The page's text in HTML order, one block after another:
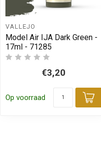
VALLEJO
Model Air IJA Dark Green -
17ml - 71285
€3,20
Op voorraad